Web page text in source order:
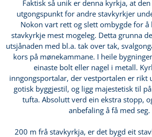
Faktisk så unik er denna kyrkja, at
utgongspunkt for andre stavkyrkjer
Nokon vart rett og slett ombygde for å
stavkyrkje mest mogeleg. Detta grunna
utsjånaden med bl.a. tak over tak,
kors på mønekammane. I heile
einaste bolt eller nagel i metall.
inngongsportalar, der vestportalen er rikt
gotisk byggjestil, og ligg majestetisk til
tufta. Absolutt verd ein ekstra stopp,
anbefaling å få med seg.
200 m frå stavkyrkja, er det bygd eit